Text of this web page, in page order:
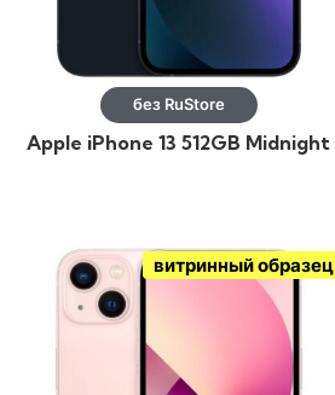
без RuStore
Apple iPhone 13 512GB Midnight
витринный образец